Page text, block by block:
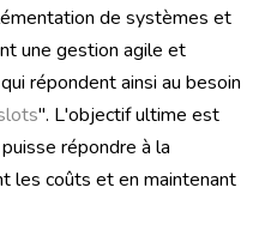
de systèmes et
une gestion agile et
répondent ainsi au besoin
". L'objectif ultime est
répondre à la
les coûts et en maintenant